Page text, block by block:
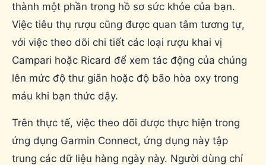
thành một phần trong hồ sơ sức khỏe của bạn.
Việc tiêu thụ rượu cũng được quan tâm tương tự,
với việc theo dõi chi tiết các loại rượu khai vị
Campari hoặc Ricard để xem tác động của chúng
lên mức độ thư giãn hoặc độ bão hòa oxy trong
máu khi bạn thức dậy.
Trên thực tế, việc theo dõi được thực hiện trong
ứng dụng Garmin Connect, ứng dụng này tập
trung các dữ liệu hàng ngày này. Người dùng chỉ